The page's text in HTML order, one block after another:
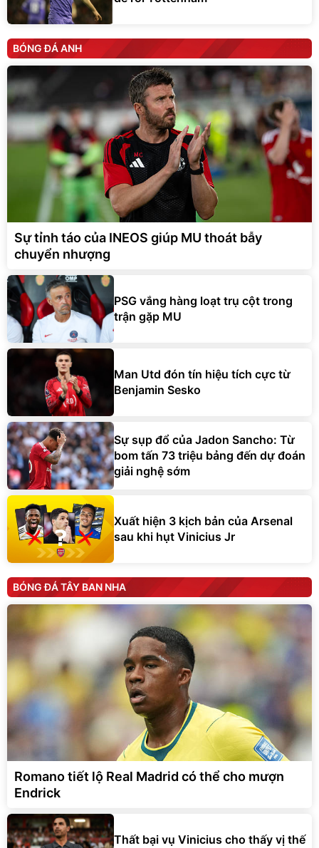
BÓNG ĐÁ ANH
Sự tỉnh táo của INEOS giúp MU thoát bẫy
chuyển nhượng
PSG vắng hàng loạt trụ cột trong
trận gặp MU
Man Utd đón tín hiệu tích cực từ
Benjamin Sesko
Sự sụp đổ của Jadon Sancho: Từ
bom tấn 73 triệu bảng đến dự đoán
giải nghệ sớm
Xuất hiện 3 kịch bản của Arsenal
sau khi hụt Vinicius Jr
BÓNG ĐÁ TÂY BAN NHA
Romano tiết lộ Real Madrid có thể cho mượn
Endrick
Thất bại vụ Vinicius cho thấy vị thế